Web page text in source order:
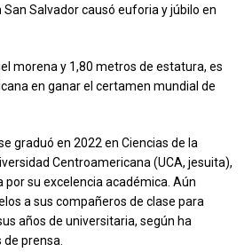
Salvador causó euforia y júbilo en
morena y 1,80 metros de estatura, es
en ganar el certamen mundial de
graduó en 2022 en Ciencias de la
Centroamericana (UCA, jesuita),
por su excelencia académica. Aún
a sus compañeros de clase para
años de universitaria, según ha
prensa.